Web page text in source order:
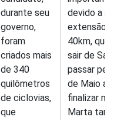
durante seu
governo,
foram
criados mais
de 340
quilômetros
de ciclovias,
que
devido a
extensão
40km, que
sair de
passar
de Maio
finalizar no
Marta